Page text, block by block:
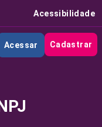
Acessibilidade
Acessar Cadastrar